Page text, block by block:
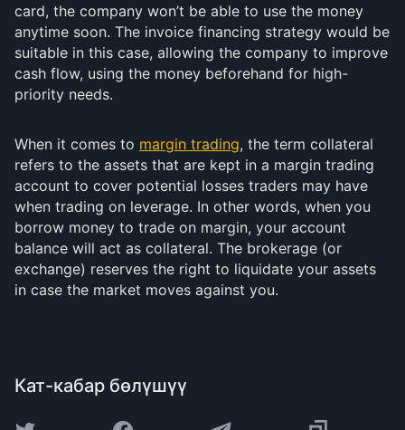
card, the company won’t be able to use the money
anytime soon. The invoice financing strategy would be
suitable in this case, allowing the company to improve
cash flow, using the money beforehand for high-
priority needs.
When it comes to margin trading, the term collateral
refers to the assets that are kept in a margin trading
account to cover potential losses traders may have
when trading on leverage. In other words, when you
borrow money to trade on margin, your account
balance will act as collateral. The brokerage (or
exchange) reserves the right to liquidate your assets
in case the market moves against you.
Кат-кабар бөлүшүү